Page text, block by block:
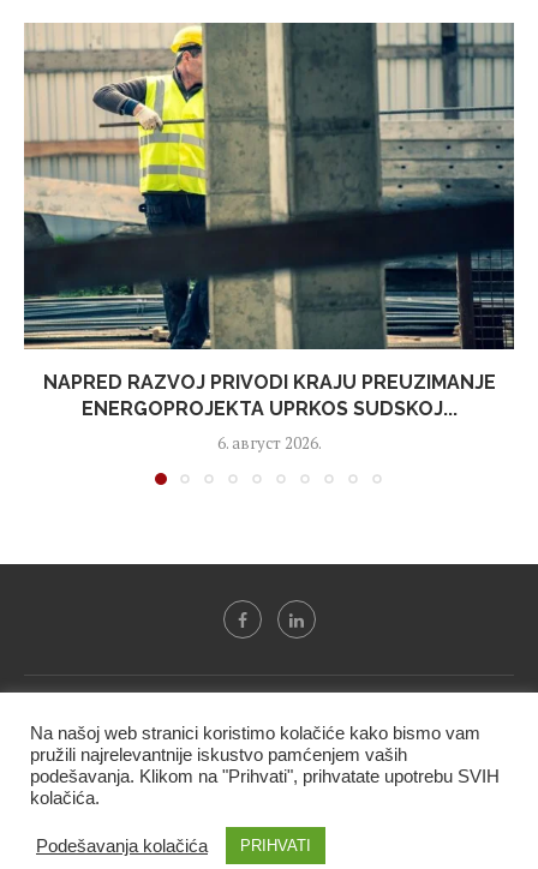
NAPRED RAZVOJ PRIVODI KRAJU PREUZIMANJE
ENERGOPROJEKTA UPRKOS SUDSKOJ...
6. август 2026.
BIF PRESS doo" i ne smeju se presnositi niti koristiti, delimično
ni u celosti, bez izričite dozvole kompanije.
Na našoj web stranici koristimo kolačiće kako bismo vam
pružili najrelevantnije iskustvo pamćenjem vaših
podešavanja. Klikom na "Prihvati", prihvatate upotrebu SVIH
kolačića.
Podešavanja kolačića PRIHVATI